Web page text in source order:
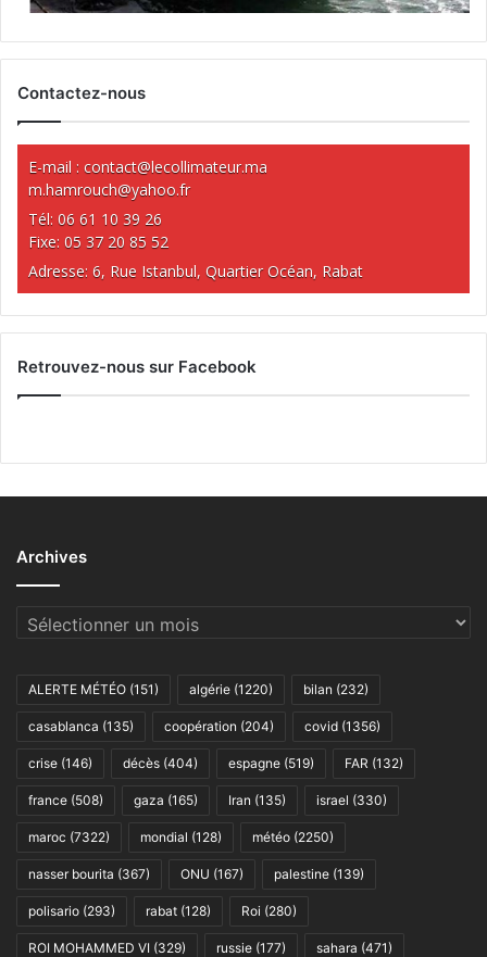
Contactez-nous
E-mail : contact@lecollimateur.ma
m.hamrouch@yahoo.fr
Tél: 06 61 10 39 26
Fixe: 05 37 20 85 52
Adresse: 6, Rue Istanbul, Quartier Océan, Rabat
Retrouvez-nous sur Facebook
Archives
Archives
ALERTE MÉTÉO (151) algérie (1220) bilan (232)
casablanca (135) coopération (204) covid (1356)
crise (146) décès (404) espagne (519) FAR (132)
france (508) gaza (165) Iran (135) israel (330)
maroc (7322) mondial (128) météo (2250)
nasser bourita (367) ONU (167) palestine (139)
polisario (293) rabat (128) Roi (280)
ROI MOHAMMED VI (329) russie (177) sahara (471)